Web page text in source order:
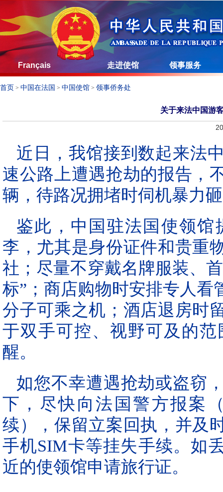
Français 走进使馆 领事服务
首页 > 中国在法国 > 中国使馆 > 领事侨务处
关于来法中国游
近日，我馆接到数起来法
速公路上遭遇抢劫的报告，
辆，待路况拥堵时伺机暴力
鉴此，中国驻法国使领
李，尤其是身份证件和贵重
社；尽量不穿戴名牌服装、
标”；商店购物时安排专人
分子可乘之机；酒店退房时
于双手可控、视野可及的
醒。
如您不幸遭遇抢劫或盗窃
下，尽快向法国警方报案
续），保留立案回执，并及
手机SIM卡等挂失手续。如
近的使领馆申请旅行证。